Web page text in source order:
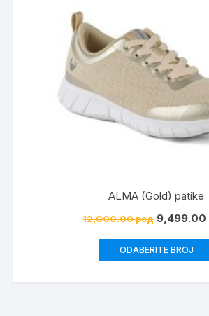
ALMA (Gold) patike
12,000.00рсд 9,499.00
ODABERITE BROJ